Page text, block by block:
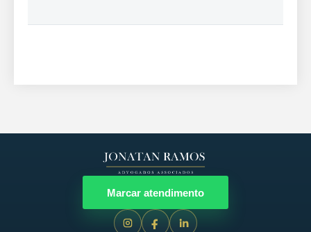
Marcar atendimento